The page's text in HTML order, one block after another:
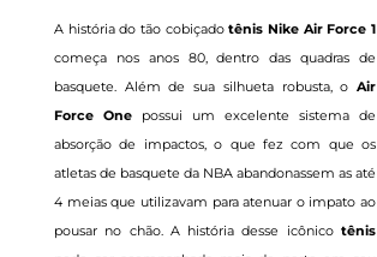
A história do tão cobiçadotênis Nike Air Force 1
começa nos anos 80, dentro das quadras de
basquete. Além de sua silhueta robusta, o Air
Force One possui um excelente sistema de
absorção de impactos, o que fez com que os
atletas de basquete da NBA abandonassem as até
4 meias que utilizavam para atenuar o impato ao
pousar no chão. A história desse icônico tênis